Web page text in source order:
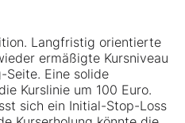
Langfristig orientierte
ermäßigte Kursniveau
Seite. Eine solide
Kurslinie um 100 Euro.
sich ein Initial-Stop-Loss